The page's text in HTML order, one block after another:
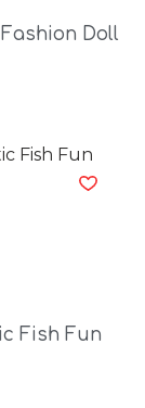
Doll
Fish Fun